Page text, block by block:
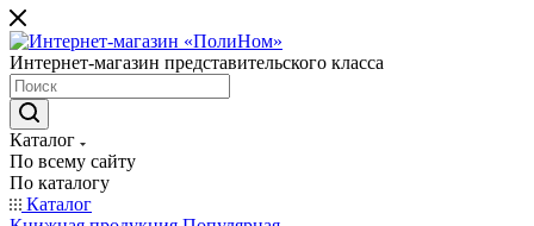
Интернет-магазин представительского класса
Каталог
По всему сайту
По каталогу
Каталог